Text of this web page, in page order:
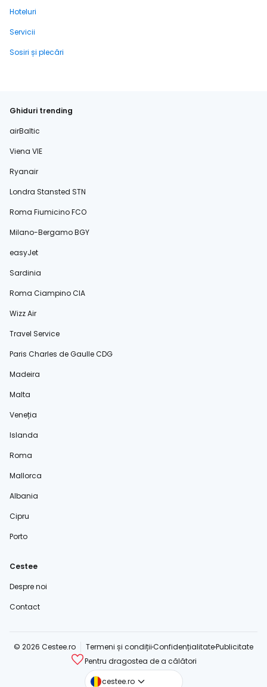
Hoteluri
Servicii
Sosiri și plecări
Ghiduri trending
airBaltic
Viena VIE
Ryanair
Londra Stansted STN
Roma Fiumicino FCO
Milano-Bergamo BGY
easyJet
Sardinia
Roma Ciampino CIA
Wizz Air
Travel Service
Paris Charles de Gaulle CDG
Madeira
Malta
Veneția
Islanda
Roma
Mallorca
Albania
Cipru
Porto
Cestee
Despre noi
Contact
© 2026 Cestee.ro Termeni și condițiiConfidențialitatePublicitate
Pentru dragostea de a călători
cestee.ro
cestee.com